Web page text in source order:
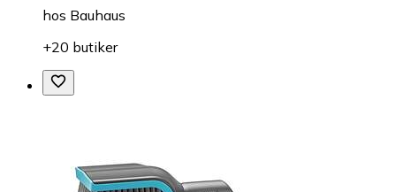
hos Bauhaus
+20 butiker